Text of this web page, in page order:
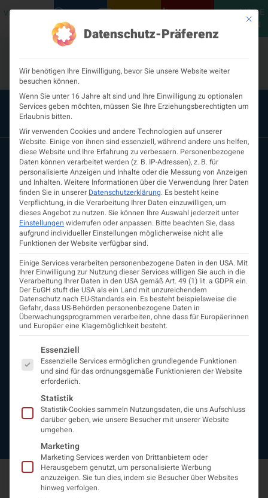
VERANSTALTUNGENPODCASTS NEUROLOGISCH KONTAKT
MEINE
ÖGN
ÖGN
Über uns
Vorstand
Beirat
Arbeitsgemeinschaften
assoziierte Gesellschaften
EAN
Fördermitglieder
Neurologiereport
Mitgliedschaft
Statuten
Protokolle
Kontakt
Impressum
Datenschutzerklärung
Mit
Datenschutz-Präferenz
Wir benötigen Ihre Einwilligung, bevor Sie unsere Website weiter
besuchen können.
Wenn Sie unter 16 Jahre alt sind und Ihre Einwilligung zu optionalen
Services geben möchten, müssen Sie Ihre Erziehungsberechtigten um
Erlaubnis bitten.
Wir verwenden Cookies und andere Technologien auf unserer
Website. Einige von ihnen sind essenziell, während andere uns helfen,
diese Website und Ihre Erfahrung zu verbessern. Personenbezogene
Daten können verarbeitet werden (z. B. IP-Adressen), z. B. für
personalisierte Anzeigen und Inhalte oder die Messung von Anzeigen
und Inhalten.Weitere Informationen über die Verwendung Ihrer Daten
finden Sie in unserer Datenschutzerklärung. Es besteht keine
Verpflichtung, in die Verarbeitung Ihrer Daten einzuwilligen, um
dieses Angebot zu nutzen.Sie können Ihre Auswahl jederzeit unter
Einstellungen widerrufen oder anpassen. Bitte beachten Sie, dass
aufgrund individueller Einstellungen möglicherweise nicht alle
Funktionen der Website verfügbar sind.
Einige Services verarbeiten personenbezogene Daten in den USA. Mit
Ihrer Einwilligung zur Nutzung dieser Services willigen Sie auch in die
Verarbeitung Ihrer Daten in den USA gemäß Art. 49 (1) lit. a GDPR ein.
Der EuGH stuft die USA als ein Land mit unzureichendem
Datenschutz nach EU-Standards ein. Es besteht beispielsweise die
Gefahr, dass US-Behörden personenbezogene Daten in
Überwachungsprogrammen verarbeiten, ohne dass für Europäerinnen
und Europäer eine Klagemöglichkeit besteht.
Es folgt eine Liste der Service-Gruppen, für die eine
Essenziell
Essenzielle Services ermöglichen grundlegende Funktionen
und sind für das ordnungsgemäße Funktionieren der Website
erforderlich.
Statistik
Statistik-Cookies sammeln Nutzungsdaten, die uns Aufschluss
darüber geben, wie unsere Besucher mit unserer Website
umgehen.
Marketing
Marketing Services werden von Drittanbietern oder
Herausgebern genutzt, um personalisierte Werbung
anzuzeigen. Sie tun dies, indem sie Besucher über Websites
hinweg verfolgen.